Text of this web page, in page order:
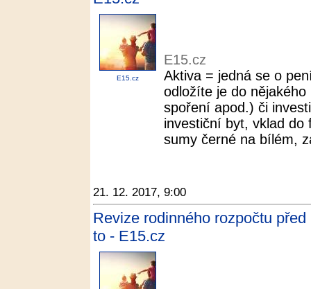
E15.cz
E15.cz
Aktiva = jedná se o
odložíte je do
spoření apod.) či
investiční byt, vklad do
sumy černé na bílém,
21. 12. 2017, 9:00
Revize rodinného rozpočtu
to - E15.cz